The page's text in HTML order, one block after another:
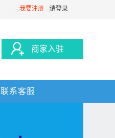
我要注册 请登录
商家入驻
联系客服